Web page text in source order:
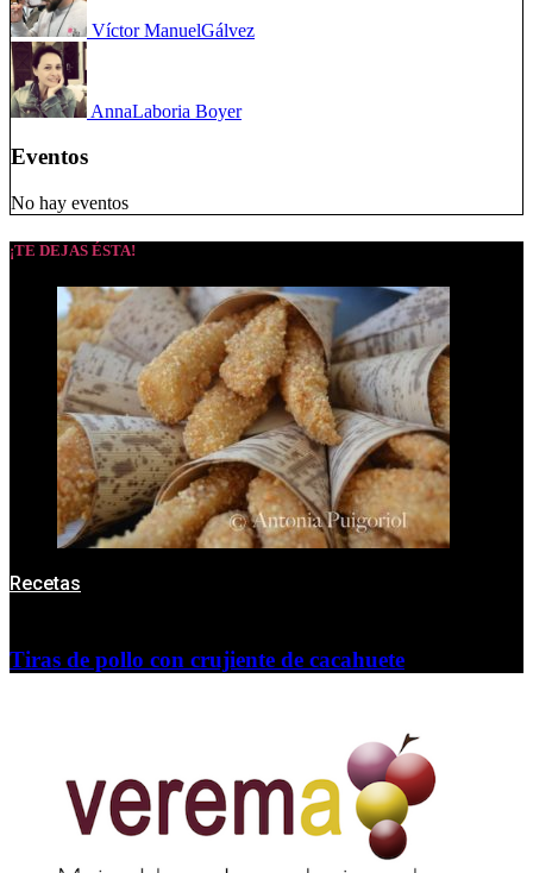
Víctor ManuelGálvez
AnnaLaboria Boyer
Eventos
No hay eventos
¡TE DEJAS ÉSTA!
Recetas
Tiras de pollo con crujiente de cacahuete